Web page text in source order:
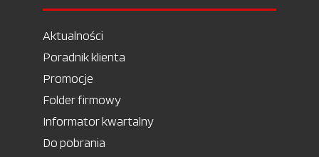
Aktualności
Poradnik klienta
Promocje
Folder firmowy
Informator kwartalny
Do pobrania